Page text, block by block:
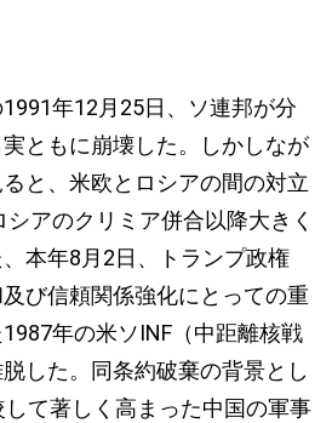
年12月25日、ソ連邦が分
ともに崩壊した。しかしなが
と、米欧とロシアの間の対立
アのクリミア併合以降大きく
本年8月2日、トランプ政権
び信頼関係強化にとっての重
年の米ソINF（中距離核戦
した。同条約破棄の背景とし
て著しく高まった中国の軍事